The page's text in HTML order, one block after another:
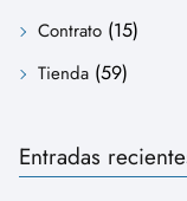
Contrato (15)
Tienda (59)
Entradas